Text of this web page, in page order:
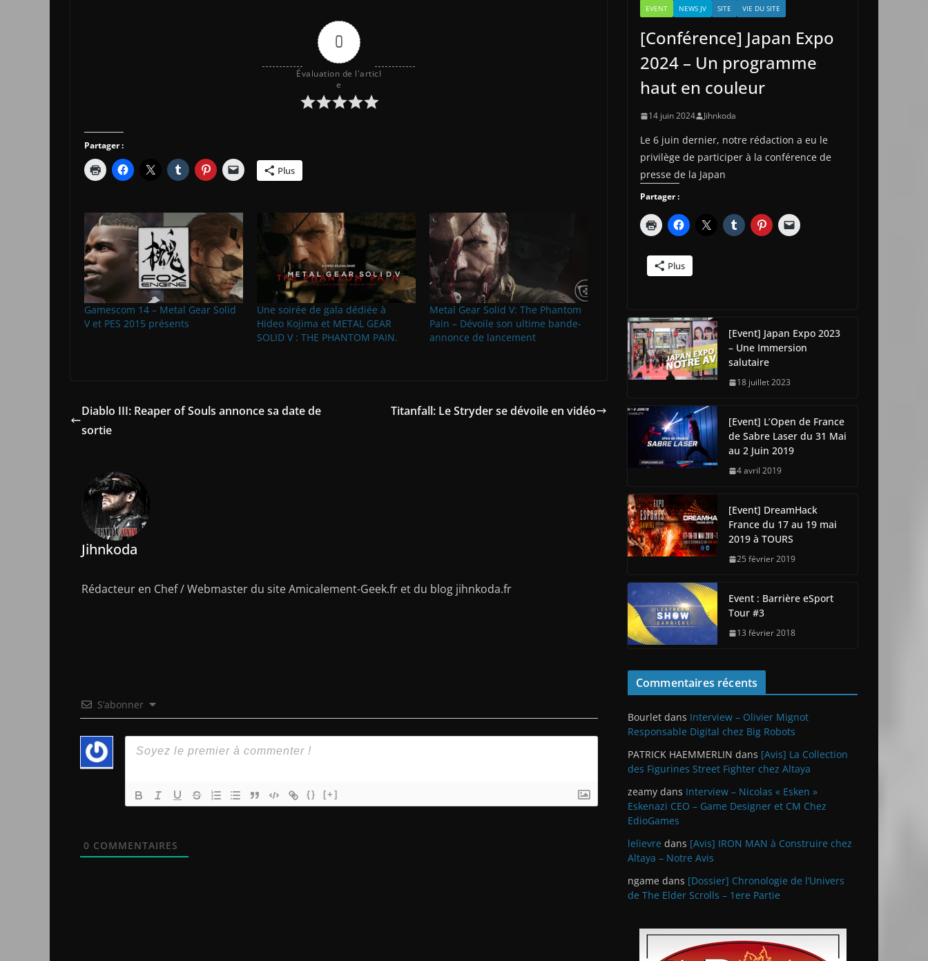
0
Évaluation de l'articl
e
Partager :
Plus
Gamescom 14 – Metal Gear Solid
V et PES 2015 présents
Une soirée de gala dédiée à
Hideo Kojima et METAL GEAR
SOLID V : THE PHANTOM PAIN.
Metal Gear Solid V: The Phantom
Pain – Dévoile son ultime bande-
annonce de lancement
Diablo III: Reaper of Souls annonce sa date de
sortie
Titanfall: Le Stryder se dévoile en vidéo
Jihnkoda
Rédacteur en Chef / Webmaster du site Amicalement-Geek.fr et du blog jihnkoda.fr
S’abonner
{} [+]
0 COMMENTAIRES
EVENT NEWS JV SITE VIE DU SITE
[Conférence] Japan Expo
2024 – Un programme
haut en couleur
14 juin 2024 Jihnkoda
Le 6 juin dernier, notre rédaction a eu le
privilège de participer à la conférence de
presse de la Japan
Partager :
Plus
[Event] Japan Expo 2023
– Une Immersion
salutaire
18 juillet 2023
[Event] L’Open de France
de Sabre Laser du 31 Mai
au 2 Juin 2019
4 avril 2019
[Event] DreamHack
France du 17 au 19 mai
2019 à TOURS
25 février 2019
Event : Barrière eSport
Tour #3
13 février 2018
Commentaires récents
Bourlet dans Interview – Olivier Mignot
Responsable Digital chez Big Robots
PATRICK HAEMMERLIN dans [Avis] La Collection
des Figurines Street Fighter chez Altaya
zeamy dans Interview – Nicolas « Esken »
Eskenazi CEO – Game Designer et CM Chez
EdioGames
lelievre dans [Avis] IRON MAN à Construire chez
Altaya – Notre Avis
ngame dans [Dossier] Chronologie de l’Univers
de The Elder Scrolls – 1ere Partie